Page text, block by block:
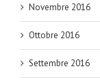
Novembre 2016
Ottobre 2016
Settembre 2016